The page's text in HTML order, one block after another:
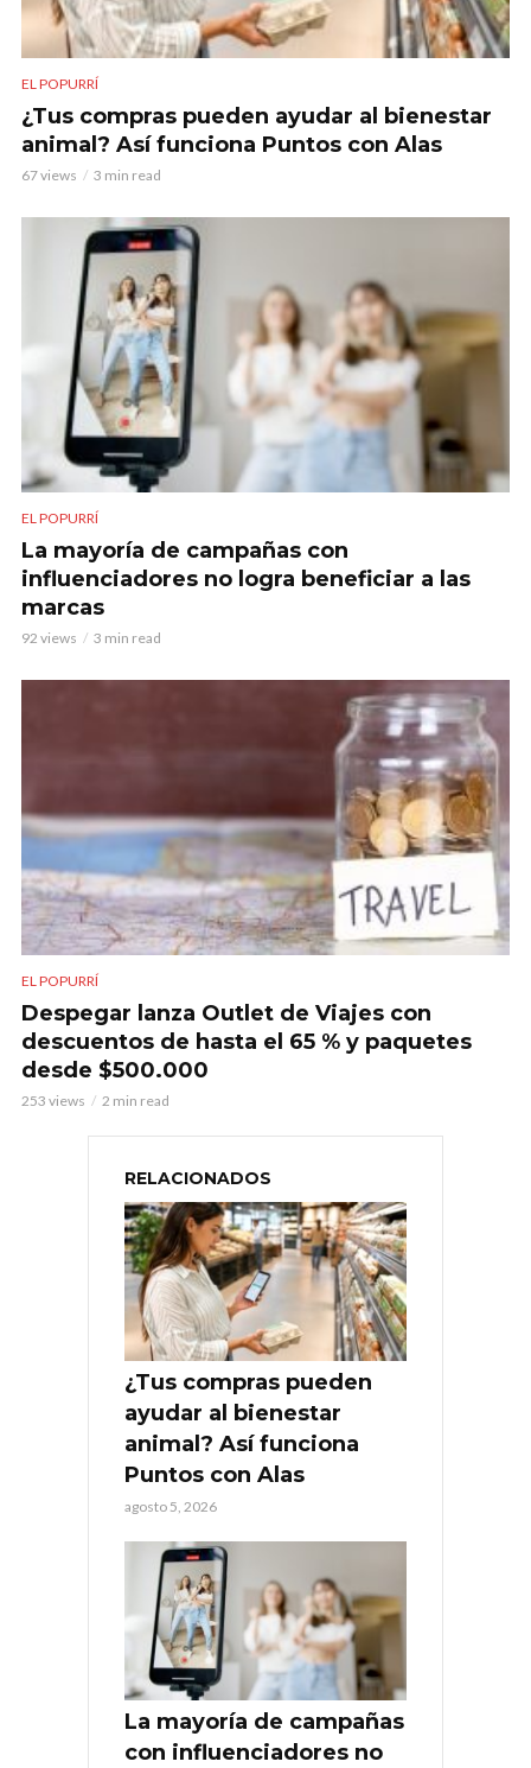
EL POPURRÍ
¿Tus compras pueden ayudar al bienestar
animal? Así funciona Puntos con Alas
67 views 3 min read
EL POPURRÍ
La mayoría de campañas con
influenciadores no logra beneficiar a las
marcas
92 views 3 min read
EL POPURRÍ
Despegar lanza Outlet de Viajes con
descuentos de hasta el 65 % y paquetes
desde $500.000
253 views 2 min read
RELACIONADOS
¿Tus compras pueden
ayudar al bienestar
animal? Así funciona
Puntos con Alas
agosto 5, 2026
La mayoría de campañas
con influenciadores no